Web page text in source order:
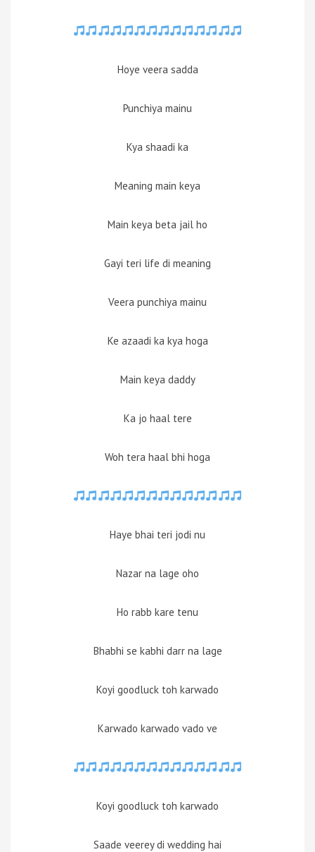
Hoye veera sadda
Punchiya mainu
Kya shaadi ka
Meaning main keya
Main keya beta jail ho
Gayi teri life di meaning
Veera punchiya mainu
Ke azaadi ka kya hoga
Main keya daddy
Ka jo haal tere
Woh tera haal bhi hoga
Haye bhai teri jodi nu
Nazar na lage oho
Ho rabb kare tenu
Bhabhi se kabhi darr na lage
Koyi goodluck toh karwado
Karwado karwado vado ve
Koyi goodluck toh karwado
Saade veerey di wedding hai